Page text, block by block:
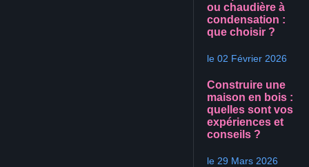
ou chaudière à
condensation :
que choisir ?
le 02 Février 2026
Construire une
maison en bois :
quelles sont vos
expériences et
conseils ?
le 29 Mars 2026